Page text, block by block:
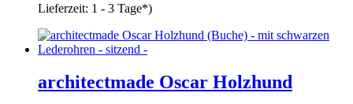
Lieferzeit: 1 - 3 Tage*)
architectmade Oscar Holzhund